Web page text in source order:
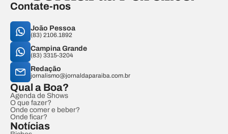
Contate-nos
João Pessoa
(83) 2106.1892
Campina Grande
(83) 3315-3204
Redação
jornalismo@jornaldaparaiba.com.br
Qual a Boa?
Agenda de Shows
O que fazer?
Onde comer e beber?
Onde ficar?
Notícias